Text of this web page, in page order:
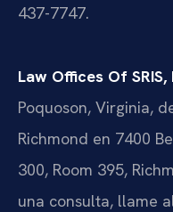
437-7747.
Law Offices Of SRIS,
Poquoson, Virginia,
Richmond en 7400
300, Room 395,
una consulta, llame